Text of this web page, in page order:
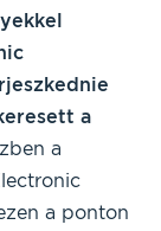
a
a
a ponton